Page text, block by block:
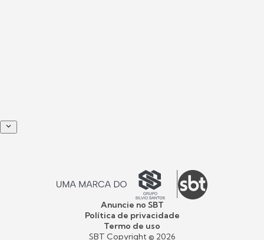
Anuncie no SBT
Política de privacidade
Termo de uso
SBT Copyright © 2026